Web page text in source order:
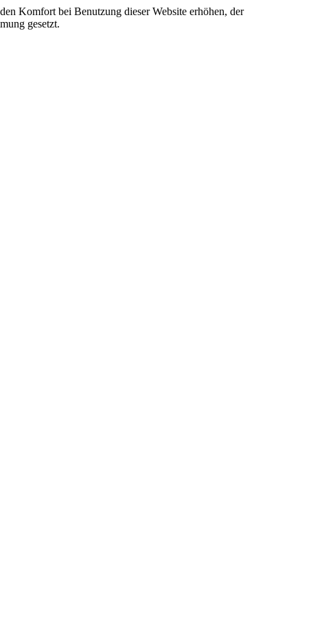
Komfort bei Benutzung dieser Website erhöhen, der
gesetzt.